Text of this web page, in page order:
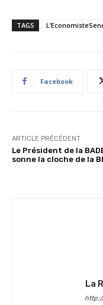
TAGS
Facebook
ARTICLE PRÉCÉDENT
Le Président de la
sonne la cloche de la
La